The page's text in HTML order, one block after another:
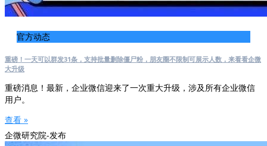
官方动态
重磅！一天可以群发31条，支持批量删除僵尸粉，朋友圈不限制可展示人数，来看看企微
大升级
重磅消息！最新，企业微信迎来了一次重大升级，涉及所有企业微信
用户。
查看 »
企微研究院-发布